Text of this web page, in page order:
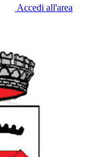
Accedi all'area